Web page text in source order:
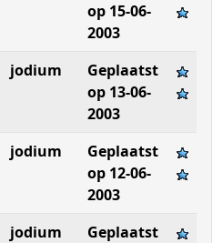
op 15-06-
2003
jodium
Geplaatst
op 13-06-
2003
jodium
Geplaatst
op 12-06-
2003
jodium
Geplaatst